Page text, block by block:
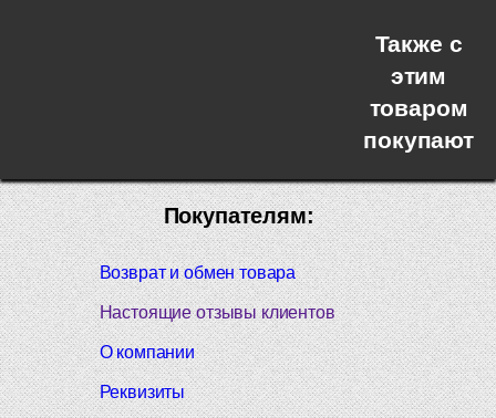
Также с
этим
товаром
покупают
Покупателям:
Возврат и обмен товара
Настоящие отзывы клиентов
О компании
Реквизиты